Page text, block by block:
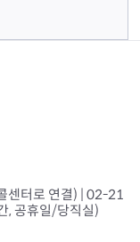
터로 연결) | 02-21
공휴일/당직실)